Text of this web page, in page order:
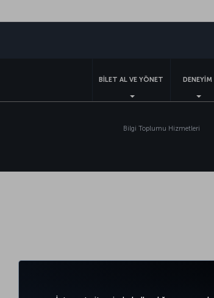
BİLET AL VE YÖNET DENEYİM
Bilgi Toplumu Hizmetleri